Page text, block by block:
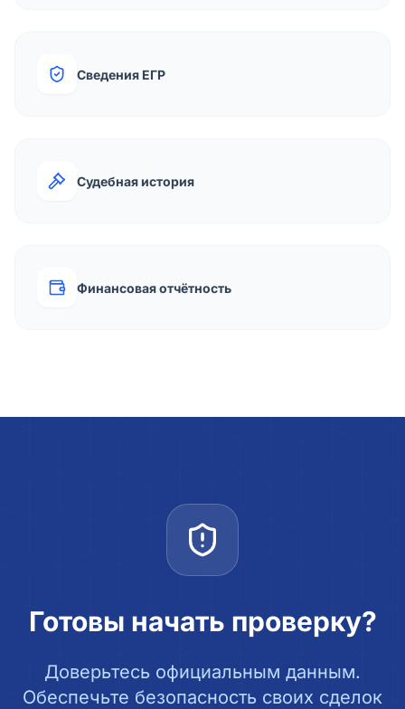
Сведения ЕГР
Судебная история
Финансовая отчётность
Готовы начать проверку?
Доверьтесь официальным данным.
Обеспечьте безопасность своих сделок